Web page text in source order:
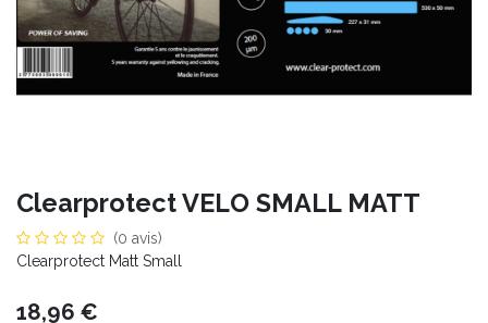
Clearprotect VELO SMALL MATT
(0 avis)
Clearprotect Matt Small
18,96 €